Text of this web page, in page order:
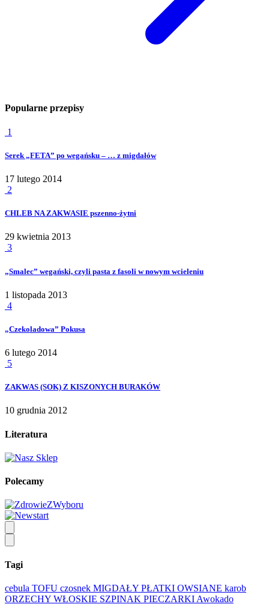
Popularne przepisy
1
Serek „FETA” po wegańsku – … z migdałów
17 lutego 2014
2
CHLEB NA ZAKWASIE pszenno-żytni
29 kwietnia 2013
3
„Smalec” wegański, czyli pasta z fasoli w nowym wcieleniu
1 listopada 2013
4
„Czekoladowa” Pokusa
6 lutego 2014
5
ZAKWAS (SOK) Z KISZONYCH BURAKÓW
10 grudnia 2012
Literatura
Polecamy
Tagi
cebula TOFU czosnek MIGDAŁY PŁATKI OWSIANE karob
ORZECHY WŁOSKIE SZPINAK PIECZARKI Awokado